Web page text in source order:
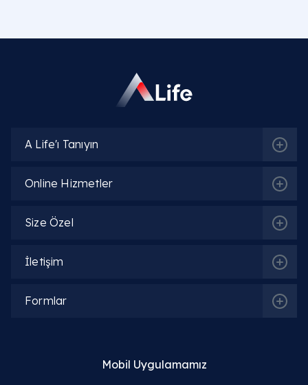
A Life'ı Tanıyın
Online Hizmetler
Size Özel
İletişim
Formlar
Mobil Uygulamamız